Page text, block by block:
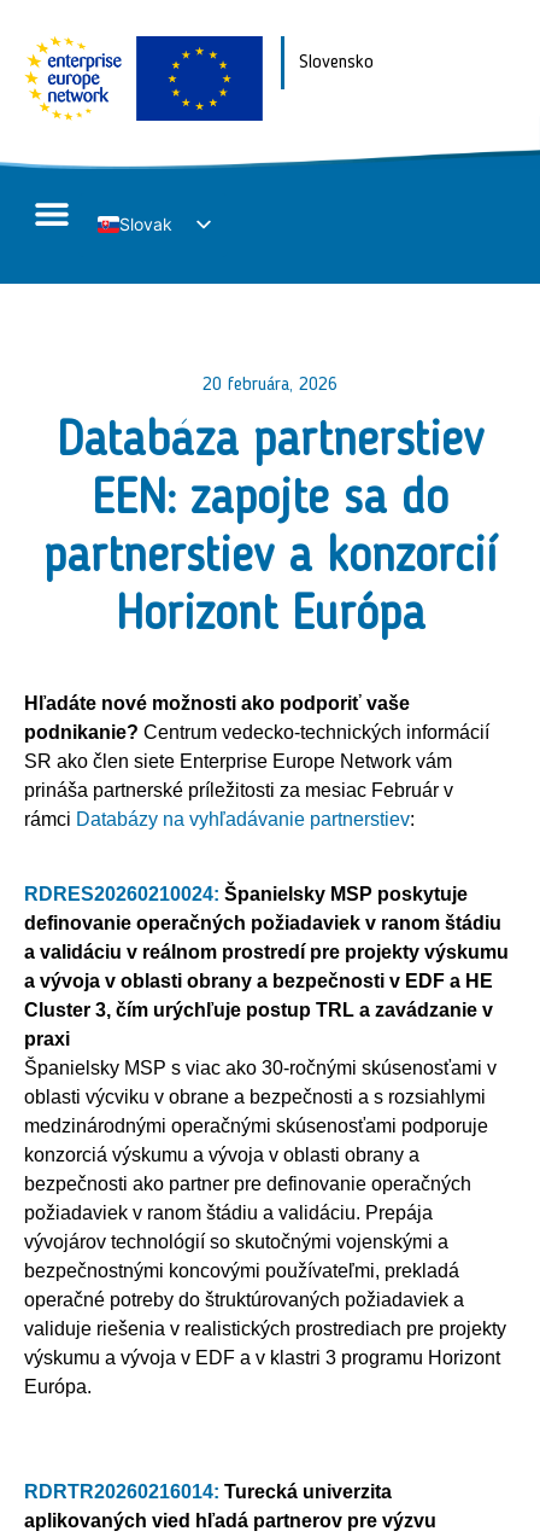
Slovensko
Slovak
20 februára, 2026
Databáza partnerstiev
EEN: zapojte sa do
partnerstiev a konzorcií
Horizont Európa
Hľadáte nové možnosti ako podporiť vaše
podnikanie? Centrum vedecko-technických informácií
SR ako člen siete Enterprise Europe Network vám
prináša partnerské príležitosti za mesiac Február v
rámci Databázy na vyhľadávanie partnerstiev:
RDRES20260210024: Španielsky MSP poskytuje
definovanie operačných požiadaviek v ranom štádiu
a validáciu v reálnom prostredí pre projekty výskumu
a vývoja v oblasti obrany a bezpečnosti v EDF a HE
Cluster 3, čím urýchľuje postup TRL a zavádzanie v
praxi
Španielsky MSP s viac ako 30-ročnými skúsenosťami v
oblasti výcviku v obrane a bezpečnosti a s rozsiahlymi
medzinárodnými operačnými skúsenosťami podporuje
konzorciá výskumu a vývoja v oblasti obrany a
bezpečnosti ako partner pre definovanie operačných
požiadaviek v ranom štádiu a validáciu. Prepája
vývojárov technológií so skutočnými vojenskými a
bezpečnostnými koncovými používateľmi, prekladá
operačné potreby do štruktúrovaných požiadaviek a
validuje riešenia v realistických prostrediach pre projekty
výskumu a vývoja v EDF a v klastri 3 programu Horizont
Európa.
RDRTR20260216014: Turecká univerzita
aplikovaných vied hľadá partnerov pre výzvu